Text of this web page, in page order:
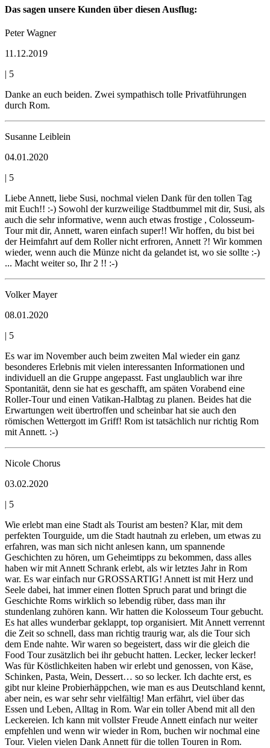
Das sagen unsere Kunden über diesen Ausflug:
Peter Wagner
11.12.2019
| 5
Danke an euch beiden. Zwei sympathisch tolle Privatführungen
durch Rom.
Susanne Leiblein
04.01.2020
| 5
Liebe Annett, liebe Susi, nochmal vielen Dank für den tollen Tag
mit Euch!! :-) Sowohl der kurzweilige Stadtbummel mit dir, Susi, als
auch die sehr informative, wenn auch etwas frostige , Colosseum-
Tour mit dir, Annett, waren einfach super!! Wir hoffen, du bist bei
der Heimfahrt auf dem Roller nicht erfroren, Annett ?! Wir kommen
wieder, wenn auch die Münze nicht da gelandet ist, wo sie sollte :-)
... Macht weiter so, Ihr 2 !! :-)
Volker Mayer
08.01.2020
| 5
Es war im November auch beim zweiten Mal wieder ein ganz
besonderes Erlebnis mit vielen interessanten Informationen und
individuell an die Gruppe angepasst. Fast unglaublich war ihre
Spontanität, denn sie hat es geschafft, am späten Vorabend eine
Roller-Tour und einen Vatikan-Halbtag zu planen. Beides hat die
Erwartungen weit übertroffen und scheinbar hat sie auch den
römischen Wettergott im Griff! Rom ist tatsächlich nur richtig Rom
mit Annett. :-)
Nicole Chorus
03.02.2020
| 5
Wie erlebt man eine Stadt als Tourist am besten? Klar, mit dem
perfekten Tourguide, um die Stadt hautnah zu erleben, um etwas zu
erfahren, was man sich nicht anlesen kann, um spannende
Geschichten zu hören, um Geheimtipps zu bekommen, dass alles
haben wir mit Annett Schrank erlebt, als wir letztes Jahr in Rom
war. Es war einfach nur GROSSARTIG! Annett ist mit Herz und
Seele dabei, hat immer einen flotten Spruch parat und bringt die
Geschichte Roms wirklich so lebendig rüber, dass man ihr
stundenlang zuhören kann. Wir hatten die Kolosseum Tour gebucht.
Es hat alles wunderbar geklappt, top organisiert. Mit Annett verrennt
die Zeit so schnell, dass man richtig traurig war, als die Tour sich
dem Ende nahte. Wir waren so begeistert, dass wir die gleich die
Food Tour zusätzlich bei ihr gebucht hatten. Lecker, lecker lecker!
Was für Köstlichkeiten haben wir erlebt und genossen, von Käse,
Schinken, Pasta, Wein, Dessert… so so lecker. Ich dachte erst, es
gibt nur kleine Probierhäppchen, wie man es aus Deutschland kennt,
aber nein, es war sehr sehr vielfältig! Man erfährt, viel über das
Essen und Leben, Alltag in Rom. War ein toller Abend mit all den
Leckereien. Ich kann mit vollster Freude Annett einfach nur weiter
empfehlen und wenn wir wieder in Rom, buchen wir nochmal eine
Tour. Vielen vielen Dank Annett für die tollen Touren in Rom.